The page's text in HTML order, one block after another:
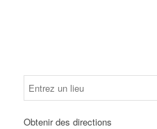
Obtenir des directions